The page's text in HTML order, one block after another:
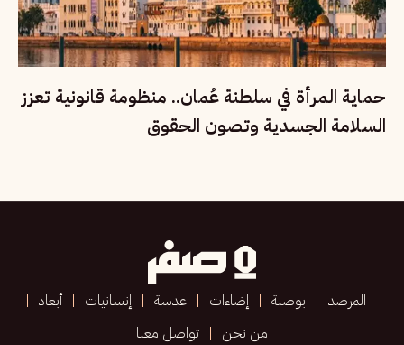
حماية المرأة في سلطنة عُمان.. منظومة قانونية تعزز
السلامة الجسدية وتصون الحقوق
المرصد بوصلة إضاءات عدسة إنسانيات
أبعاد
من نحن
تواصل معنا